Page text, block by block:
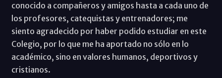
conocido a compañeros y amigos hasta a cada uno de
los profesores, catequistas y entrenadores; me
siento agradecido por haber podido estudiar en este
Colegio, por lo que me ha aportado no sólo en lo
académico, sino en valores humanos, deportivos y
cristianos.